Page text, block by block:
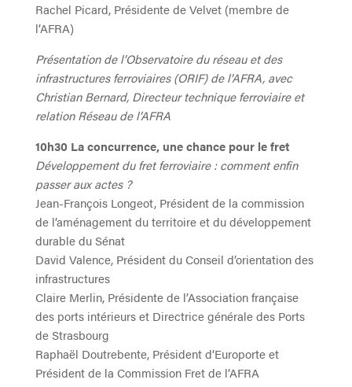
Rachel Picard, Présidente de Velvet (membre de
l’AFRA)
Présentation de l’Observatoire du réseau et des
infrastructures ferroviaires (ORIF) de l’AFRA, avec
Christian Bernard, Directeur technique ferroviaire et
relation Réseau de l’AFRA
10h30 La concurrence, une chance pour le fret
Développement du fret ferroviaire : comment enfin
passer aux actes ?
Jean-François Longeot, Président de la commission
de l’aménagement du territoire et du développement
durable du Sénat
David Valence, Président du Conseil d’orientation des
infrastructures
Claire Merlin, Présidente de l’Association française
des ports intérieurs et Directrice générale des Ports
de Strasbourg
Raphaël Doutrebente, Président d’Europorte et
Président de la Commission Fret de l’AFRA